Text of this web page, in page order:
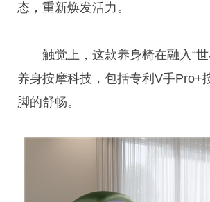
态，重新焕发活力。
触觉上，这款养身椅在融入“
养身按摩科技，包括专利V手Pro+
脚的舒畅。